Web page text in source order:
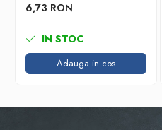
6,73 RON
IN STOC
Adauga in cos